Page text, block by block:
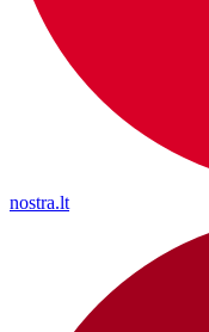
nostra.lt